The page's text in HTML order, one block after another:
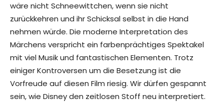
wäre nicht Schneewittchen, wenn sie nicht
zurückkehren und ihr Schicksal selbst in die Hand
nehmen würde. Die moderne Interpretation des
Märchens verspricht ein farbenprächtiges Spektakel
mit viel Musik und fantastischen Elementen. Trotz
einiger Kontroversen um die Besetzung ist die
Vorfreude auf diesen Film riesig. Wir dürfen gespannt
sein, wie Disney den zeitlosen Stoff neu interpretiert.